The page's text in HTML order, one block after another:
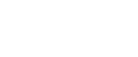
стол, стулья.
стиральная машина,